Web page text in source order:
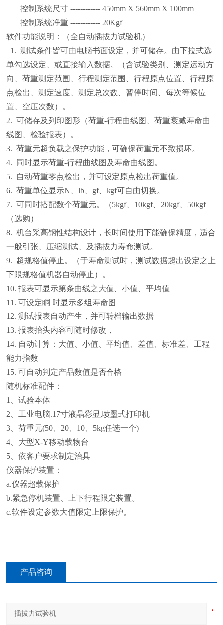
控制系统尺寸 ------------ 450mm X 560mm X 100mm
控制系统净重 ------------ 20Kgf
软件功能说明：（全自动插拔力试验机）
1. 测试条件皆可由电脑书面设定，并可储存。由下拉式选
单勾选设定、或直接输入数据。（含试验类别、测定运动方
向、荷重测定范围、行程测定范围、行程原点位置、行程原
点检出、测定速度、测定总次数、暂停时间、每次等候位
置、空压次数）。
2. 可储存及列印图形（荷重-行程曲线图、荷重衰减寿命曲
线图、检验报表）。
3. 荷重元超负载之保护功能，可确保荷重元不致损坏。
4. 同时显示荷重-行程曲线图及寿命曲线图。
5. 自动荷重零点检出，并可设定原点检出荷重值。
6. 荷重单位显示N、lb、gf、kgf可自由切换。
7. 可同时搭配数个荷重元。（5kgf、10kgf、20kgf、50kgf
（选购）
8. 机台采高钢性结构设计，长时间使用下能确保精度，适合
一般引张、压缩测试、及插拔力寿命测试。
9. 超规格值停止。（于寿命测试时，测试数据超出设定之上
下限规格值机器自动停止）。
10. 报表可显示第条曲线之大值、小值、平均值
11. 可设定眮 时显示多组寿命图
12. 测试报表自动产生，并可转档输出数据
13. 报表抬头内容可随时修改，
14. 自动计算：大值、小值、平均值、差值、标准差、工程
能力指数
15. 可自动判定产品数值是否合格
随机标准配件：
1、试验本体
2、工业电脑.17寸液晶彩显,喷墨式打印机
3、荷重元(50、20、10、5kg任选一个)
4、大型X-Y移动载物台
5、依客户要求制定治具
仪器保护装置：
a.仪器超载保护
b.紧急停机装置、上下行程限定装置。
c.软件设定参数大值限定上限保护。
产品咨询